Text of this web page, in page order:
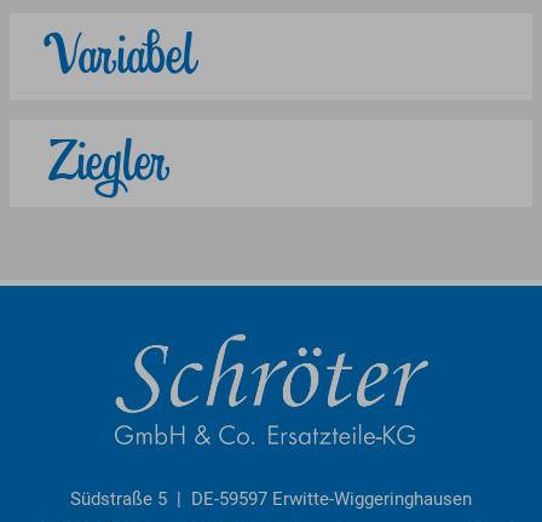
Variabel
Ziegler
Südstraße 5 | DE-59597 Erwitte-Wiggeringhausen